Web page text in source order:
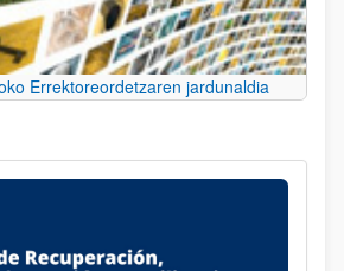
Errektoreordetzaren jardunaldia